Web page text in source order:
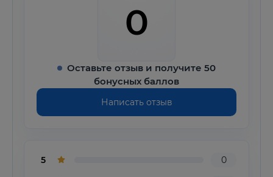
0
Оставьте отзыв и получите 50
бонусных баллов
Написать отзыв
5 0